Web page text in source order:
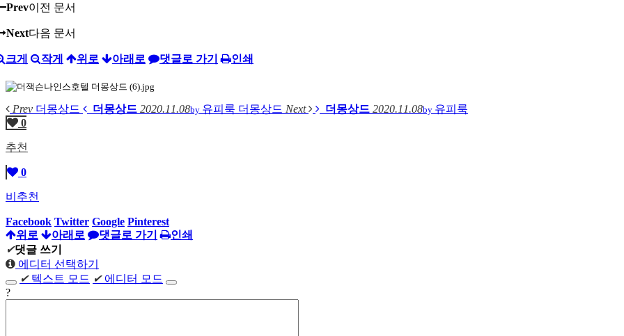
Prev이전 문서
Next다음 문서
크게 작게 위로 아래로 댓글로 가기 인쇄
Prev 더몽상드 더몽상드 2020.11.08by 유피룩 더몽상드 Next 더몽상드 2020.11.08by 유피룩
0
추천
0
비추천
Facebook Twitter Google Pinterest
위로
아래로 댓글로 가기
인쇄
✔댓글 쓰기
에디터 선택하기
✔ 텍스트 모드 ✔ 에디터 모드
?